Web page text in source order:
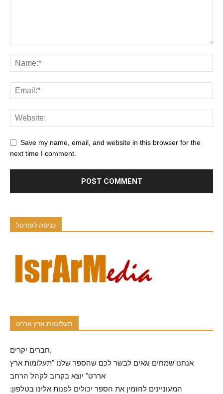
Save my name, email, and website in this browser for the
next time I comment.
כניסה לפורטל
תעלומות ארץ אררט
חברים יקרים,
אנחנו שמחים וגאים לבשר לכם שהספר שלנו "תעלומות ארץ
אררט" יוצא בקרוב לקהל הרחב
המעוניינים להזמין את הספר יכולים לפנות אלינו בטלפון: